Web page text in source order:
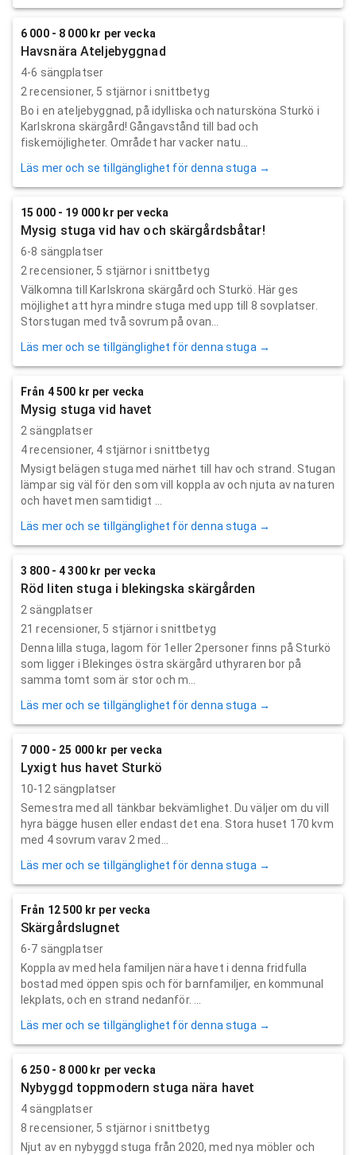
6 000 - 8 000 kr per vecka
Havsnära Ateljebyggnad
4-6 sängplatser
2 recensioner, 5 stjärnor i snittbetyg
Bo i en ateljebyggnad, på idylliska och natursköna Sturkö i
Karlskrona skärgård! Gångavstånd till bad och
fiskemöjligheter. Området har vacker natu...
Läs mer och se tillgänglighet för denna stuga →
15 000 - 19 000 kr per vecka
Mysig stuga vid hav och skärgårdsbåtar!
6-8 sängplatser
2 recensioner, 5 stjärnor i snittbetyg
Välkomna till Karlskrona skärgård och Sturkö. Här ges
möjlighet att hyra mindre stuga med upp till 8 sovplatser.
Storstugan med två sovrum på ovan...
Läs mer och se tillgänglighet för denna stuga →
Från 4 500 kr per vecka
Mysig stuga vid havet
2 sängplatser
4recensioner, 4 stjärnor i snittbetyg
Mysigt belägen stuga med närhet till hav och strand. Stugan
lämpar sig väl för den som vill koppla av och njuta av naturen
och havet men samtidigt ...
Läs mer och se tillgänglighet för denna stuga →
3 800 - 4 300 kr per vecka
Röd liten stuga i blekingska skärgården
2 sängplatser
21 recensioner, 5 stjärnor i snittbetyg
Denna lilla stuga, lagom för 1eller 2personer finns på Sturkö
som ligger i Blekinges östra skärgård uthyraren bor på
samma tomt som är stor och m...
Läs mer och se tillgänglighet för denna stuga →
7 000 - 25 000 kr per vecka
Lyxigt hus havet Sturkö
10-12 sängplatser
Semestra med all tänkbar bekvämlighet. Du väljer om du vill
hyra bägge husen eller endast det ena. Stora huset 170 kvm
med 4 sovrum varav 2 med...
Läs mer och se tillgänglighet för denna stuga →
Från 12 500 kr per vecka
Skärgårdslugnet
6-7 sängplatser
Koppla av med hela familjen nära havet i denna fridfulla
bostad med öppen spis och för barnfamiljer, en kommunal
lekplats, och en strand nedanför. ...
Läs mer och se tillgänglighet för denna stuga →
6 250 - 8 000 kr per vecka
Nybyggd toppmodern stuga nära havet
4 sängplatser
8 recensioner, 5 stjärnor i snittbetyg
Njut av en nybyggd stuga från 2020, med nya möbler och